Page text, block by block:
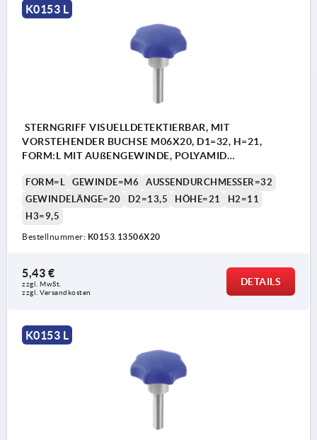
K0153 L
STERNGRIFF VISUELLDETEKTIERBAR, MIT
VORSTEHENDER BUCHSE M06X20, D1=32, H=21,
FORM:L MIT AUßENGEWINDE, POLYAMID
FORM=L GEWINDE=M6
AUSSENDURCHMESSER=32
GEWINDELÄNGE=20
D2=13,5 HÖHE=21
H2=11
H3=9,5
Bestellnummer: K0153.13506X20
5,43 €
zzgl. MwSt.
zzgl. Versandkosten
DETAILS
K0153 L